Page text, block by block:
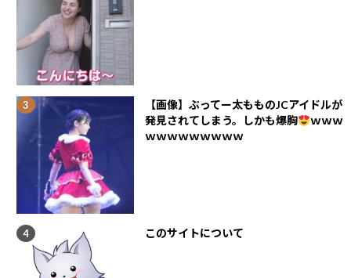
【画像】ぶってー太もものJCアイドルが
発見されてしまう。しかも爆胸
ｗｗｗ
ｗｗｗｗｗｗｗｗｗ
このサイトについて